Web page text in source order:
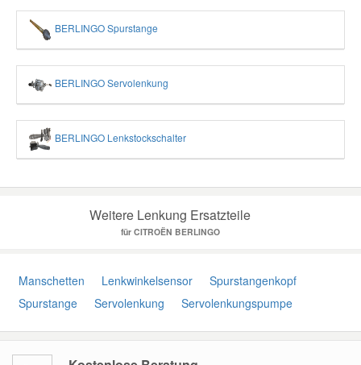
BERLINGO Spurstange
BERLINGO Servolenkung
BERLINGO Lenkstockschalter
Weitere Lenkung Ersatzteile
für CITROËN BERLINGO
Manschetten Lenkwinkelsensor
Spurstangenkopf
Spurstange
Servolenkung Servolenkungspumpe